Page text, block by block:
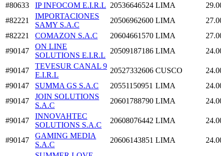
#80633
IP INFOCOM E.I.R.L 20536646524 LIMA
#82221
IMPORTACIONES
SAMY S.A.C
20506962600 LIMA
#82221
COMAZON S.A.C 20604661570 LIMA
#90147
ON LINE
SOLUTIONS E.I.R.L
20509187186 LIMA
#90147
TEVESUR CANAL 9
E.I.R.L
20527332606 CUSCO
#90147
SUMMA GS S.A.C 20551150951 LIMA
#90147
JOIN SOLUTIONS
S.A.C
20601788790 LIMA
#90147
INNOVAHTEC
SOLUTIONS S.A.C
20608076442 LIMA
#90147
GAMING MEDIA
S.A.C
20606143851 LIMA